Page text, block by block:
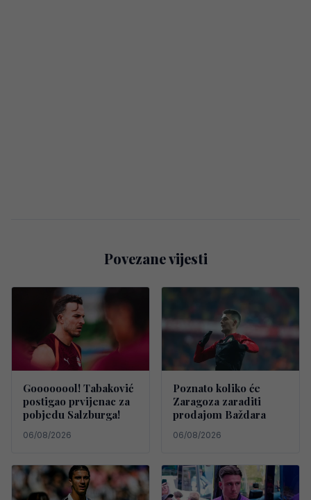
Povezane vijesti
Goooooool! Tabaković
postigao prvijenac za
pobjedu Salzburga!
06/08/2026
Poznato koliko će
Zaragoza zaraditi
prodajom Baždara
06/08/2026